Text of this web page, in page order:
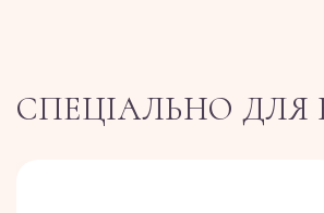
СПЕЦІАЛЬНО ДЛЯ